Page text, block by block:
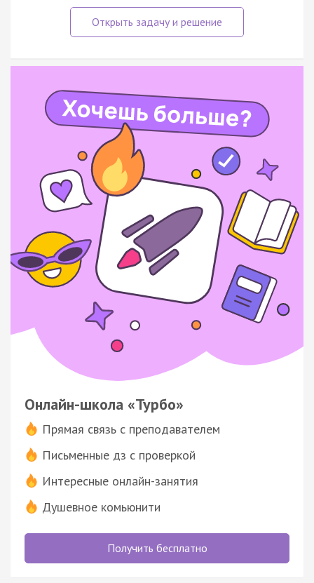
Онлайн-школа «Турбо»
Прямая связь с преподавателем
Письменные дз с проверкой
Интересные онлайн-занятия
Душевное комьюнити
Получить бесплатно